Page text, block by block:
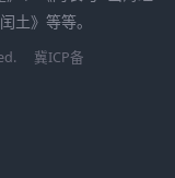
土》等等。
冀ICP备